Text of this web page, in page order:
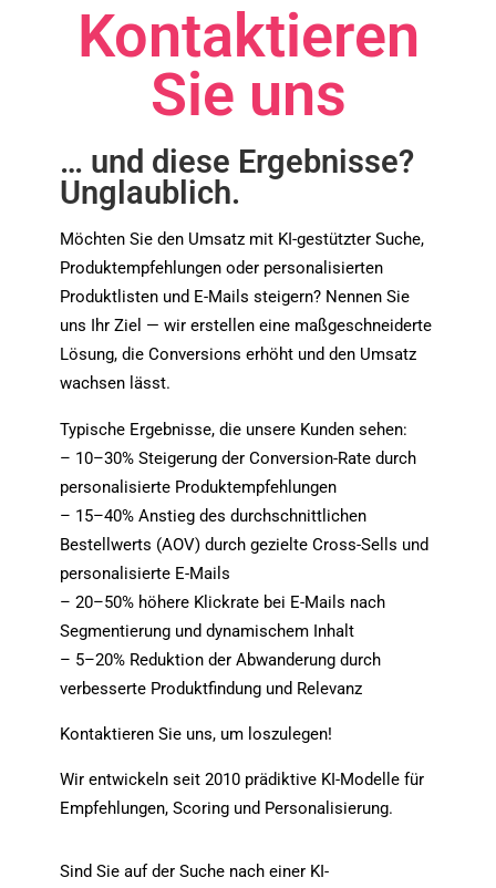
Kontaktieren
Sie uns
… und diese Ergebnisse?
Unglaublich.
Möchten Sie den Umsatz mit KI‑gestützter Suche,
Produktempfehlungen oder personalisierten
Produktlisten und E‑Mails steigern? Nennen Sie
uns Ihr Ziel — wir erstellen eine maßgeschneiderte
Lösung, die Conversions erhöht und den Umsatz
wachsen lässt.
Typische Ergebnisse, die unsere Kunden sehen:
– 10–30% Steigerung der Conversion‑Rate durch
personalisierte Produktempfehlungen
– 15–40% Anstieg des durchschnittlichen
Bestellwerts (AOV) durch gezielte Cross‑Sells und
personalisierte E‑Mails
– 20–50% höhere Klickrate bei E‑Mails nach
Segmentierung und dynamischem Inhalt
– 5–20% Reduktion der Abwanderung durch
verbesserte Produktfindung und Relevanz
Kontaktieren Sie uns, um loszulegen!
Wir entwickeln seit 2010 prädiktive KI‑Modelle für
Empfehlungen, Scoring und Personalisierung.
Sind Sie auf der Suche nach einer KI-
based on
how the
website is
Experience
In order for
possible
during your
refuse these
cookies,
functionality
from the
Marketing
By sharing
and
you visit our
site, you
increase the
chance of
personalized
offers.